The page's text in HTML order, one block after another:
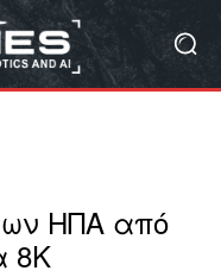
ΗΠΑ από
8Κ